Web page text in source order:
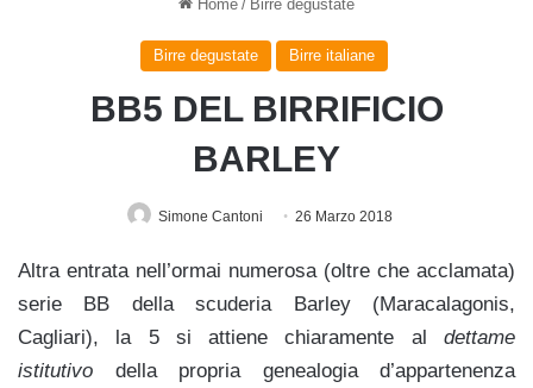
Home / Birre degustate
Birre degustate Birre italiane
BB5 DEL BIRRIFICIO
BARLEY
Simone Cantoni 26 Marzo 2018
Altra entrata nell’ormai numerosa (oltre che acclamata)
serie BB della scuderia Barley
(Maracalagonis,
Cagliari), la 5 si attiene chiaramente al dettame
istitutivo della propria genealogia d’appartenenza